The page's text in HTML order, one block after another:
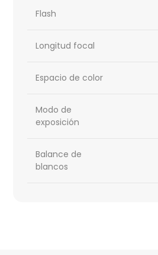
Flash
Longitud focal
Espacio de color
Modo de
exposición
Balance de
blancos